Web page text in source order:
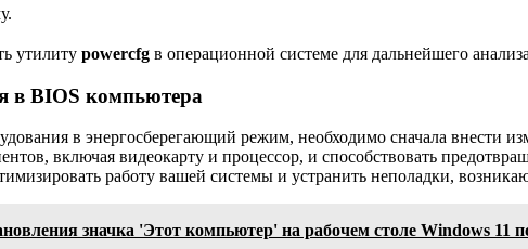
утилиту powercfg в операционной системе для дальнейшего
в BIOS компьютера
в энергосберегающий режим, необходимо сначала внести
включая видеокарту и процессор, и способствовать
работу вашей системы и устранить неполадки,
значка 'Этот компьютер' на рабочем столе Windows 11